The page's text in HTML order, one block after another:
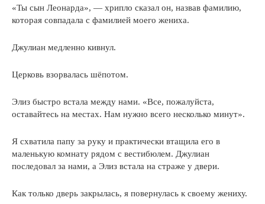
«Ты сын Леонарда», — хрипло сказал он, назвав фамилию,
которая совпадала с фамилией моего жениха.
Джулиан медленно кивнул.
Церковь взорвалась шёпотом.
Элиз быстро встала между нами. «Все, пожалуйста,
оставайтесь на местах. Нам нужно всего несколько минут».
Я схватила папу за руку и практически втащила его в
маленькую комнату рядом с вестибюлем. Джулиан
последовал за нами, а Элиз встала на страже у двери.
Как только дверь закрылась, я повернулась к своему жениху.